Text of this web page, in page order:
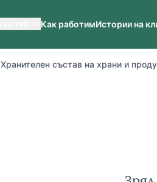
Как работимИстории на
Хранителен състав на храни и